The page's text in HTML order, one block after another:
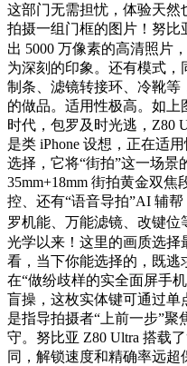
这部门无需担忧，体验天然
拍摄一组门框的图片！努比
出 5000 万像素的高清照片，
为深刻的印象。还有模式
制条、滤镜转接环、冷靴
的做品。适用性极高。如
时代，包罗及时光逃，Z80
是类 iPhone 设想，正在适
选择，它将“街拍”这一场景
35mm+18mm 街拍黄金双
控、还有“语音导拍”AI 辅
罗机能、万能滤镜、改键位
光学以来！这里的画质选择
看，当下你能选择的，既逃
在“做纷歧样的实全面屏手
盲操，这枚实体键可通过
是指导拍摄者“上前一步”
守。努比亚 Z80 Ultra 搭载
同，解锁速度和精确率远超